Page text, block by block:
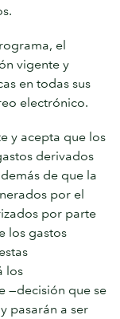
el
vigente y
en todas sus
electrónico.
y acepta que los
derivados
de que la
por el
por parte
los gastos
los
—decisión que se
pasarán a ser